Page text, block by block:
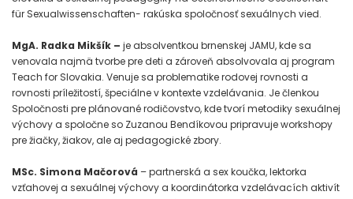
für Sexualwissenschaften- rakúska spoločnosť sexuálnych vied.
MgA. Radka Mikšík – je absolventkou brnenskej JAMU, kde sa
venovala najmä tvorbe pre deti a zároveň absolvovala aj program
Teach for Slovakia. Venuje sa problematike rodovej rovnosti a
rovnosti príležitostí, špeciálne v kontexte vzdelávania. Je členkou
Spoločnosti pre plánované rodičovstvo, kde tvorí metodiky sexuálnej
výchovy a spoločne so Zuzanou Bendíkovou pripravuje workshopy
pre žiačky, žiakov, ale aj pedagogické zbory.
MSc. Simona Mačorová – partnerská a sex koučka, lektorka
vzťahovej a sexuálnej výchovy a koordinátorka vzdelávacích aktivít